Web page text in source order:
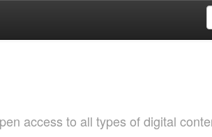
access to all types of digital